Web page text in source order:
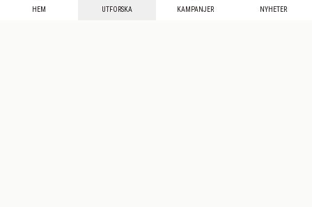
HEM UTFORSKA KAMPANJER NYHETER